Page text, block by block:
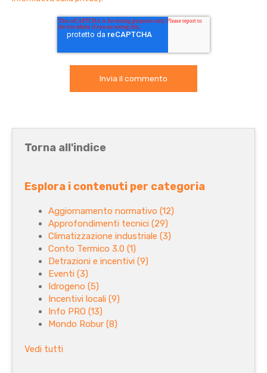
Torna all'indice
Esplora i contenuti per categoria
Aggiornamento normativo (12)
Approfondimenti tecnici (29)
Climatizzazione industriale (3)
Conto Termico 3.0 (1)
Detrazioni e incentivi (9)
Eventi (3)
Idrogeno (5)
Incentivi locali (9)
Info PRO (13)
Mondo Robur (8)
Vedi tutti